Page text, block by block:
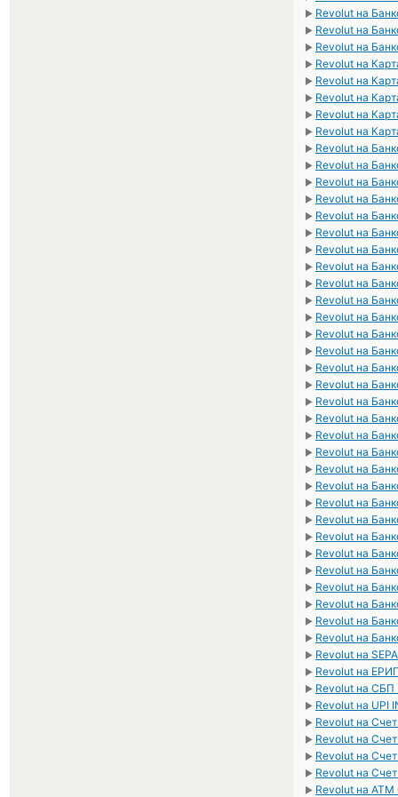
► Revolut на
► Revolut на
► Revolut на
► Revolut на
► Revolut на
► Revolut на
► Revolut на
► Revolut на
► Revolut на
► Revolut на
► Revolut на
► Revolut на
► Revolut на
► Revolut на
► Revolut на
► Revolut на
► Revolut на
► Revolut на
► Revolut на
► Revolut на
► Revolut на
► Revolut на
► Revolut на
► Revolut на
► Revolut на
► Revolut на
► Revolut на
► Revolut на
► Revolut на
► Revolut на
► Revolut на
► Revolut на
► Revolut на
► Revolut на
► Revolut на
► Revolut на
► Revolut на
► Revolut на
► Revolut на
► Revolut на
► Revolut на СБП
► Revolut на UPI
► Revolut на
► Revolut на
► Revolut на
► Revolut на
► Revolut на ATM